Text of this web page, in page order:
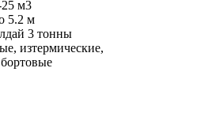
25 м3
5.2 м
3 тонны
изтермические,